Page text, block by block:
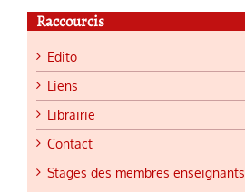
Raccourcis
Edito
Liens
Librairie
Contact
Stages des membres enseignants